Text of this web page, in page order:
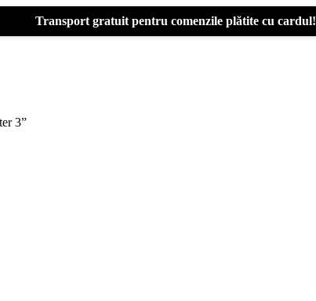
Transport gratuit pentru comenzile plătite cu cardul!
3”